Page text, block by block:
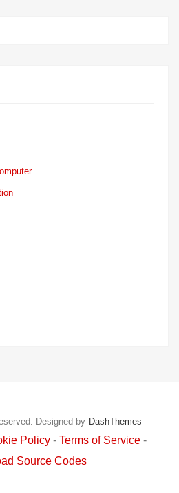
Designed by DashThemes
Policy- Terms of Service-
Source Codes